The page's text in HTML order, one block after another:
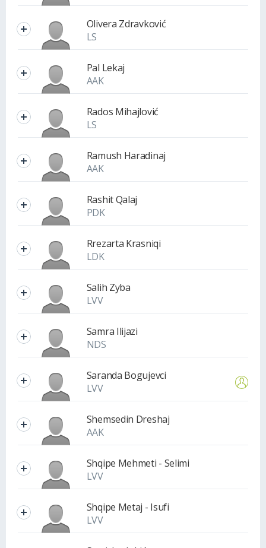
Olivera Zdravković
LS
Pal Lekaj
AAK
Rados Mihajlović
LS
Ramush Haradinaj
AAK
Rashit Qalaj
PDK
Rrezarta Krasniqi
LDK
Salih Zyba
LVV
Samra Ilijazi
NDS
Saranda Bogujevci
LVV
Shemsedin Dreshaj
AAK
Shqipe Mehmeti - Selimi
LVV
Shqipe Metaj - Isufi
LVV